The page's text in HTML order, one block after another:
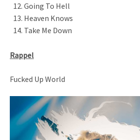
Going To Hell
Heaven Knows
Take Me Down
Rappel
Fucked Up World